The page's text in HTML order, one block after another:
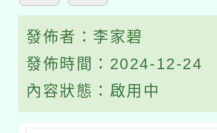
發佈者：李家碧
發佈時間：2024-12-24
內容狀態：啟用中